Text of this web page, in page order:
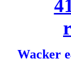
Wacker